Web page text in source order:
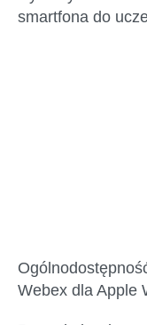
smartfona do
Webex dla Apple